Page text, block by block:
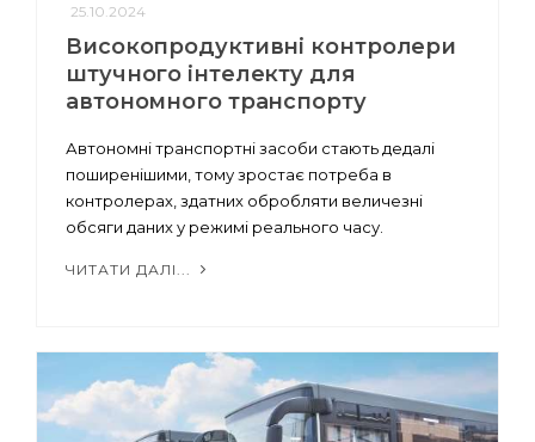
25.10.2024
Високопродуктивні контролери
штучного інтелекту для
автономного транспорту
Автономні транспортні засоби стають дедалі
поширенішими, тому зростає потреба в
контролерах, здатних обробляти величезні
обсяги даних у режимі реального часу.
ЧИТАТИ ДАЛІ...